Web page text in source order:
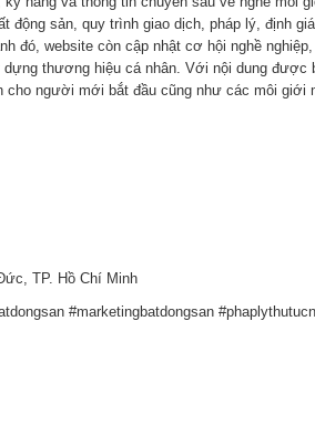
động sản, quy trình giao dịch, pháp lý, định
đó, website còn cập nhật cơ hội nghề
thương hiệu cá nhân. Với nội dung được
người mới bắt đầu cũng như các môi giới
TP. Hồ Chí Minh
#marketingbatdongsan